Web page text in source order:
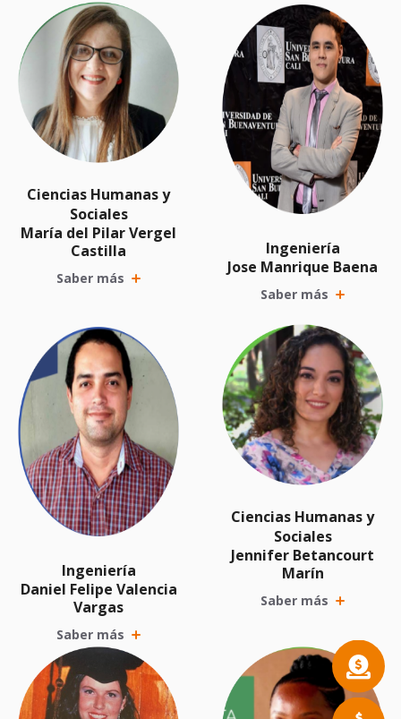
Ciencias Humanas y
Sociales
María del Pilar Vergel
Castilla
Saber más
Ingeniería
Jose Manrique Baena
Saber más
Ingeniería
Daniel Felipe Valencia
Vargas
Saber más
Ciencias Humanas y
Sociales
Jennifer Betancourt
Marín
Saber más